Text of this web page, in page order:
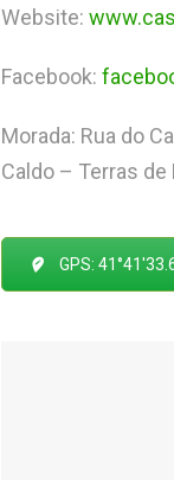
Website:
Facebook:
Morada: Rua do
Caldo – Terras de
GPS: